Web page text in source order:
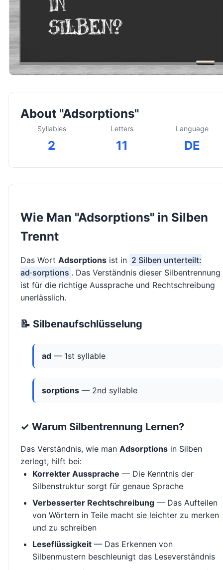
About "Adsorptions"
Syllables
2
Letters
11
Language
DE
Wie Man "Adsorptions" in Silben
Trennt
Das Wort Adsorptions ist in 2 Silben unterteilt:
ad·sorptions . Das Verständnis dieser Silbentrennung
ist für die richtige Aussprache und Rechtschreibung
unerlässlich.
📝 Silbenaufschlüsselung
ad — 1st syllable
sorptions — 2nd syllable
✓ Warum Silbentrennung Lernen?
Das Verständnis, wie man Adsorptions in Silben
zerlegt, hilft bei:
Korrekter Aussprache — Die Kenntnis der
Silbenstruktur sorgt für genaue Sprache
Verbesserter Rechtschreibung — Das Aufteilen
von Wörtern in Teile macht sie leichter zu merken
und zu schreiben
Leseflüssigkeit — Das Erkennen von
Silbenmustern beschleunigt das Leseverständnis